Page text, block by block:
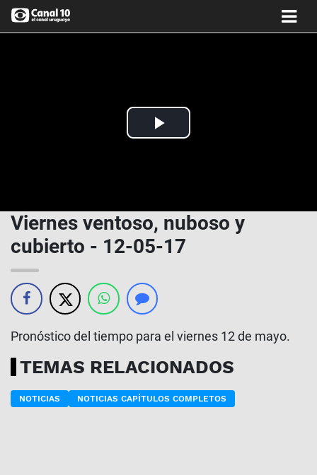
Play
Viernes ventoso, nuboso y
cubierto - 12-05-17
Pronóstico del tiempo para el viernes 12 de mayo.
TEMAS RELACIONADOS
NOTICIAS NOTICIAS CAPÍTULOS COMPLETOS